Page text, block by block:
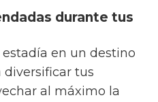
durante tus
en un destino
diversificar tus
al máximo la